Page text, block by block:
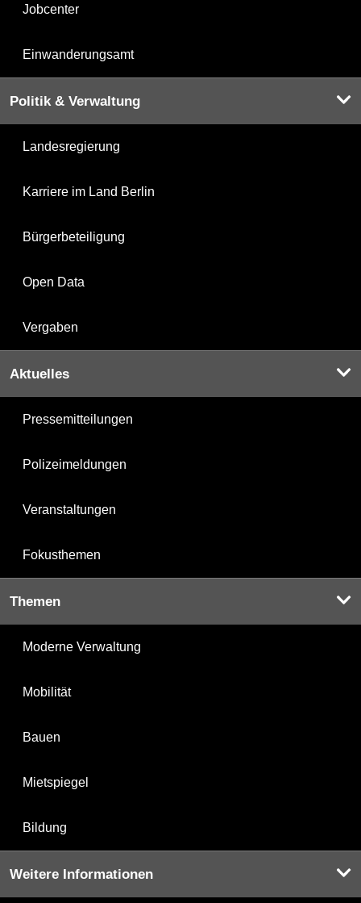
Jobcenter
Einwanderungsamt
Politik & Verwaltung
Landesregierung
Karriere im Land Berlin
Bürgerbeteiligung
Open Data
Vergaben
Aktuelles
Pressemitteilungen
Polizeimeldungen
Veranstaltungen
Fokusthemen
Themen
Moderne Verwaltung
Mobilität
Bauen
Mietspiegel
Bildung
Weitere Informationen